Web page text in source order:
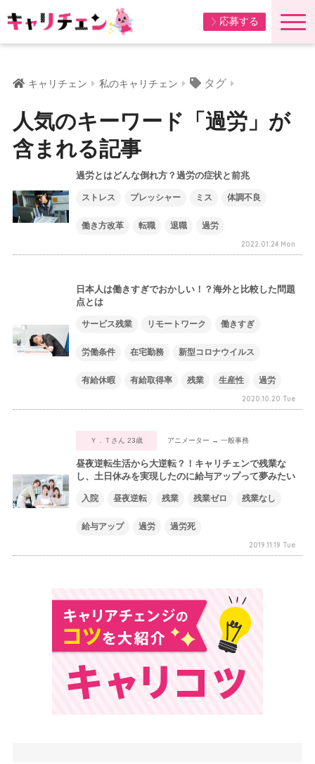
応募する
キャリチェン 私のキャリチェン タグ
人気のキーワード「過労」が
含まれる記事
過労とはどんな倒れ方？過労の症状と前兆
ストレス プレッシャー ミス 体調不良
働き方改革 転職 退職 過労
2022.01.24 Mon
日本人は働きすぎでおかしい！？海外と比較した問題
点とは
サービス残業 リモートワーク 働きすぎ
労働条件 在宅勤務 新型コロナウイルス
有給休暇 有給取得率 残業 生産性 過労
2020.10.20 Tue
Ｙ．Ｔさん 23歳 アニメーター → 一般事務
昼夜逆転生活から大逆転？！キャリチェンで残業な
し、土日休みを実現したのに給与アップって夢みたい
入院 昼夜逆転 残業 残業ゼロ 残業なし
給与アップ 過労 過労死
2019.11.19 Tue